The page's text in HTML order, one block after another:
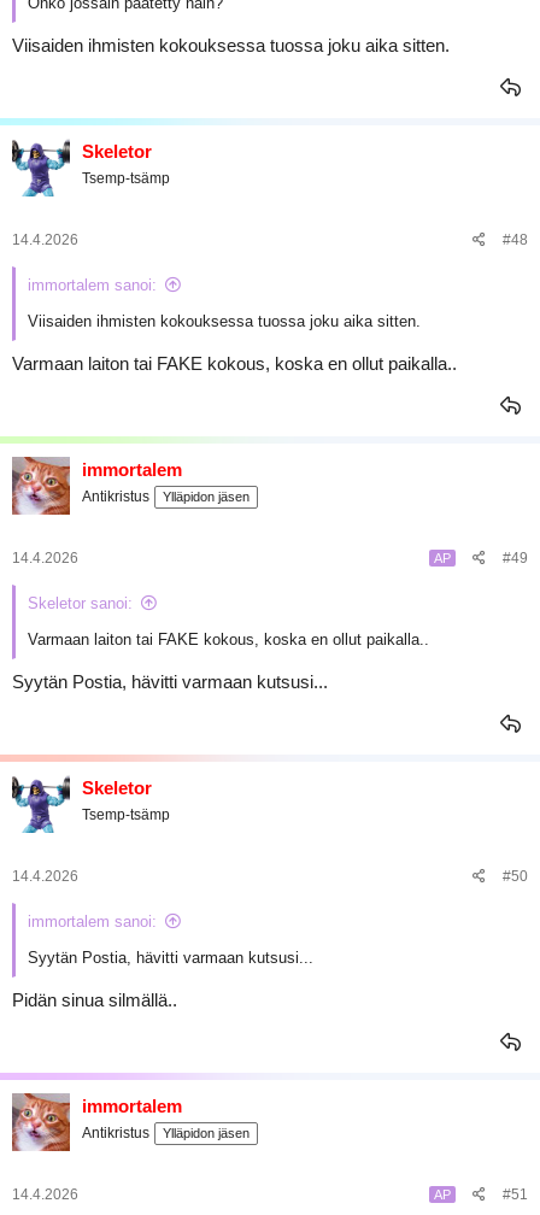
Viisaiden ihmisten kokouksessa tuossa joku aika sitten.
Skeletor
Tsemp-tsämp
14.4.2026 #48
immortalem sanoi:
Viisaiden ihmisten kokouksessa tuossa joku aika sitten.
Varmaan laiton tai FAKE kokous, koska en ollut paikalla..
immortalem
Antikristus Ylläpidon jäsen
14.4.2026 AP #49
Skeletor sanoi:
Varmaan laiton tai FAKE kokous, koska en ollut paikalla..
Syytän Postia, hävitti varmaan kutsusi...
Skeletor
Tsemp-tsämp
14.4.2026 #50
immortalem sanoi:
Syytän Postia, hävitti varmaan kutsusi...
Pidän sinua silmällä..
immortalem
Antikristus Ylläpidon jäsen
14.4.2026 AP #51